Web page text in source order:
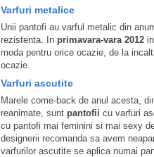
Varfuri metalice
Unii pantofi au varful metalic din
rezistenta. In primavara-vara 2012
moda pentru orice ocazie, de la
ocazie.
Varfuri ascutite
Marele come-back de anul acesta,
reanimate, sunt pantofii cu varfuri
cu pantofi mai feminini si mai sexy
designerii recomanda sa avem
varfurilor ascutite se aplica numai